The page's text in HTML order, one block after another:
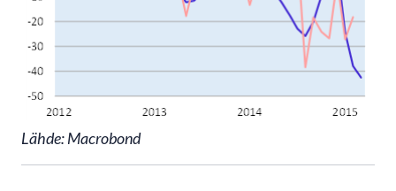
Lähde: Macrobond